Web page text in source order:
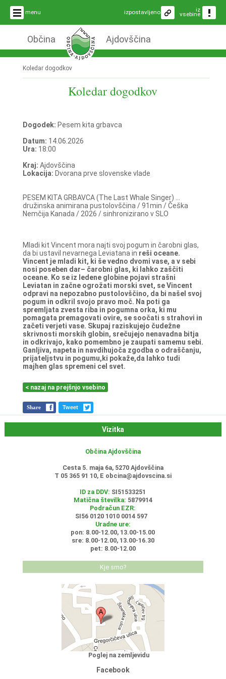
menu iz
vsebine
izpostavljeno
Občina Ajdovščina
Koledar dogodkov
Koledar dogodkov
Dogodek: Pesem kita grbavca
Datum: 14.06.2026
Ura: 18:00
Kraj: Ajdovščina
Lokacija: Dvorana prve slovenske vlade
PESEM KITA GRBAVCA (The Last Whale Singer) ...
družinska animirana pustolovščina / 91min / Češka
Nemčija Kanada / 2026 / sinhronizirano v SLO
Mladi kit Vincent mora najti svoj pogum in čarobni glas,
da bi ustavil nevarnega Leviatana in reši oceane.
Vincent je mladi kit, ki še vedno dvomi vase, a v sebi
nosi poseben dar– čarobni glas, ki lahko zaščiti
oceane. Ko se iz ledene globine pojavi strašni
Leviatan in začne ogrožati morski svet, se Vincent
odpravi na nepozabno pustolovščino, da bi našel svoj
pogum in odkril svojo pravo moč. Na poti ga
spremljata zvesta riba in pogumna orka, ki mu
pomagatapremagovati ovire, se soočati s strahovi in
začeti verjeti vase. Skupaj raziskujejo čudežne
skrivnosti morskih globin, srečujejo nenavadna bitja
in odkrivajo, kako pomembno jezaupati samemu sebi.
Ganljiva, napeta in navdihujoča zgodba o odraščanju,
prijateljstvu in pogumu,ki pokaže,da lahko tudi
majhen glas spremeni cel svet.
< nazaj na prejšnjo vsebino
Share Tweet
Vizitka
Občina Ajdovščina
Cesta 5. maja 6a, 5270 Ajdovščina
T 05 365 91 10, E obcina@ajdovscina.si
ID za DDV: SI51533251
Matična številka: 5879914
Podračun EZR:
SI56 0120 1010 0014 597
Uradne ure:
pon: 8.00-12.00, 13.00-15.00
sre: 8.00-12.00, 13.00-16.30
pet: 8.00-12.00
Kje smo?
Poglej na zemljevidu
Facebook